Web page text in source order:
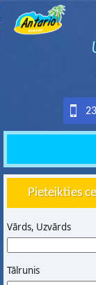
Pieteikties
Vārds, Uzvārds
Tālrunis